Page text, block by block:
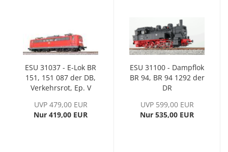
ESU 31037 - E-Lok BR
151, 151 087 der DB,
Verkehrsrot, Ep. V
UVP 479,00 EUR
Nur 419,00 EUR
ESU 31100 - Dampflok
BR 94, BR 94 1292 der
DR
UVP 599,00 EUR
Nur 535,00 EUR